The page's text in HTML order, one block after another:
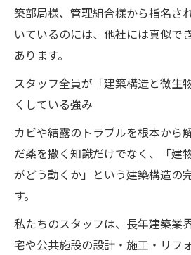
築部局様、管理組合様から指名さ
いているのには、他社には真似で
あります。
スタッフ全員が「建築構造と微生
くしている強み
カビや結露のトラブルを根本から
だ薬を撒く知識だけでなく、「建
がどう動くか」という建築構造の
す。
私たちのスタッフは、長年建築業
宅や公共施設の設計・施工・リフ